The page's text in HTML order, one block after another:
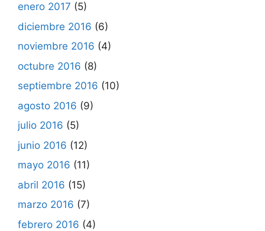
enero 2017 (5)
diciembre 2016 (6)
noviembre 2016 (4)
octubre 2016 (8)
septiembre 2016 (10)
agosto 2016 (9)
julio 2016 (5)
junio 2016 (12)
mayo 2016 (11)
abril 2016 (15)
marzo 2016 (7)
febrero 2016 (4)